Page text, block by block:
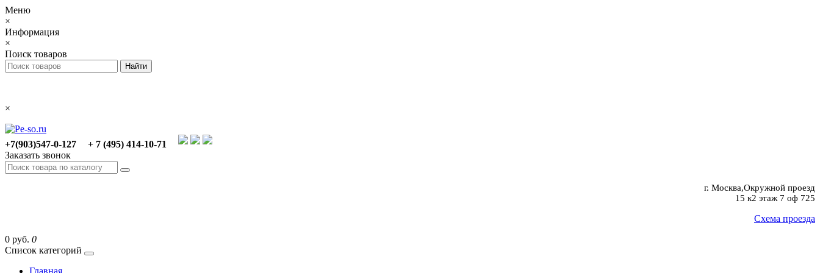
Меню
×
Информация
×
Поиск товаров
×
+7(903)547-0-127
+ 7 (495) 414-10-71
Заказать звонок
г. Москва,Окружной проезд
15 к2 этаж 7 оф 725
Схема проезда
0 руб. 0
Список категорий
Главная